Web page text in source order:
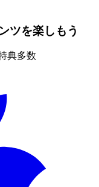
ツを楽しもう
典多数